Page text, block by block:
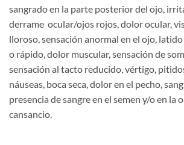
sangrado en la parte posterior del ojo,
derrame ocular/ojos rojos, dolor ocular,
lloroso, sensación anormal en el ojo,
o rápido, dolor muscular, sensación de
sensación al tacto reducido, vértigo,
náuseas, boca seca, dolor en el pecho,
presencia de sangre en el semen y/o en la
cansancio.